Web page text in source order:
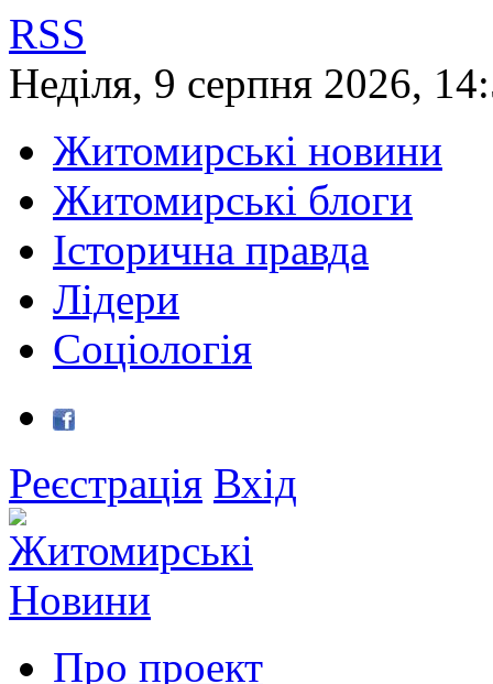
RSS
Неділя, 9 серпня 2026,
Житомирські новини
Житомирські блоги
Історична правда
Лідери
Соціологія
Реєстрація Вхід
Про проект